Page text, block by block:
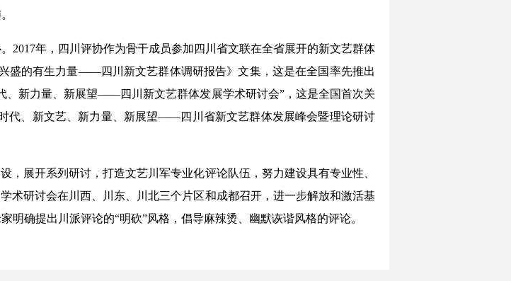
2017年，四川评协作为骨干成员参加四川省文联在全省展开的新文艺群体
盛的有生力量——四川新文艺群体调研报告》文集，这是在全国率先推出
、新力量、新展望——四川新文艺群体发展学术研讨会”，这是全国首次关
代、新文艺、新力量、新展望——四川省新文艺群体发展峰会暨理论研讨
，展开系列研讨，打造文艺川军专业化评论队伍，努力建设具有专业性、
术研讨会在川西、川东、川北三个片区和成都召开，进一步解放和激活基
确提出川派评论的“明砍”风格，倡导麻辣烫、幽默诙谐风格的评论。